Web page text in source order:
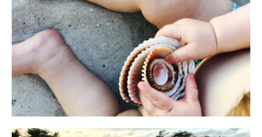
Reisen in der Elternzeit
16. SEPTEMBER 2019